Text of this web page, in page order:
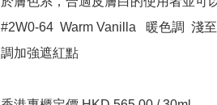
#2W0-64  Warm Vanilla   暖色調  淺
調加強遮紅點